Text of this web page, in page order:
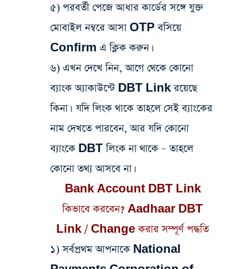
৫) পরবর্তী পেজে আধার কার্ডের সঙ্গে যুক্ত
মোবাইল নম্বরে আসা OTP বসিয়ে
Confirm এ ক্লিক করুন।
৬) এখন দেখে নিন, আগে থেকে কোনো
ব্যাংক অ্যাকাউন্টে DBT Link রয়েছে
কিনা। যদি লিংক থাকে তাহলে সেই ব্যাংকের
নাম দেখতে পারবেন, আর যদি কোনো
ব্যাংকে DBT লিংক না থাকে – তাহলে
কোনো তথ্য আসবে না।
Bank Account DBT Link
কিভাবে করবেন? Aadhaar DBT
Link / Change করার সম্পূর্ণ পদ্ধতি
১) সর্বপ্রথম আপনাকে National